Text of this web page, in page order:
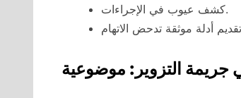
كشف عيوب في الإجراءات.